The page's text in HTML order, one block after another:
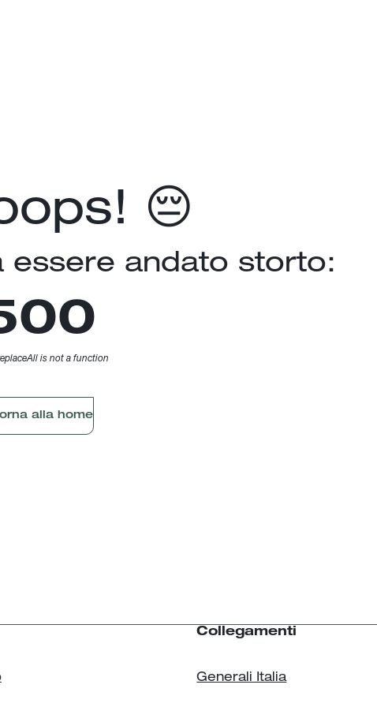
😔
essere andato storto:
is not a function
alla home
Collegamenti
Generali Italia